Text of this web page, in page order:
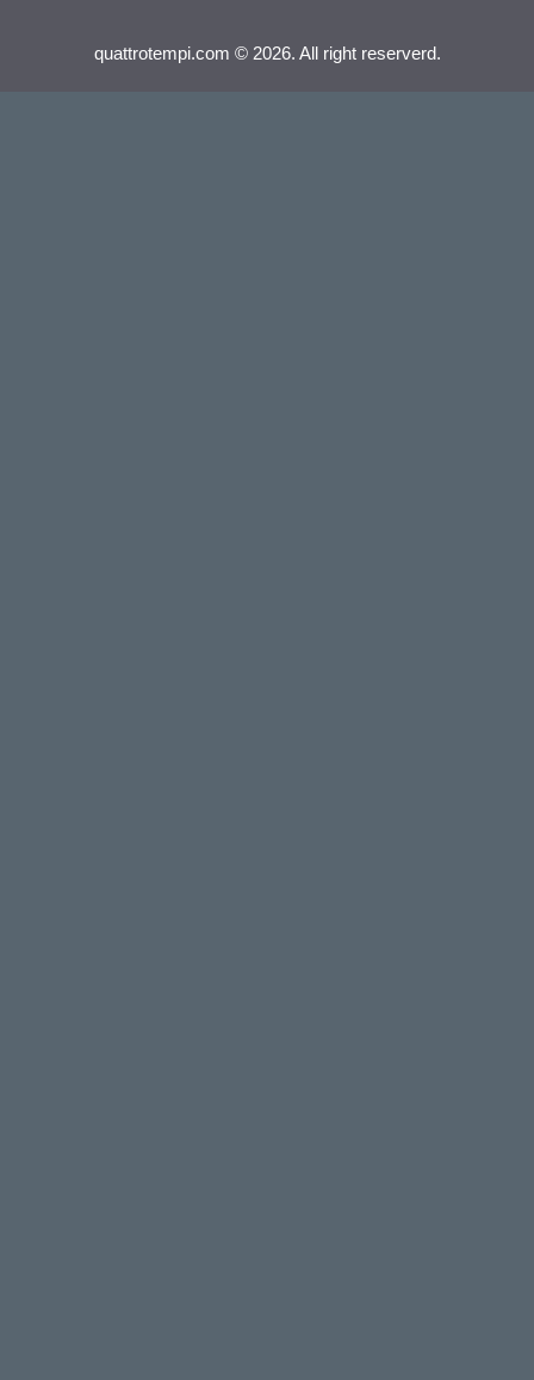
quattrotempi.com © 2026. All right reserverd.